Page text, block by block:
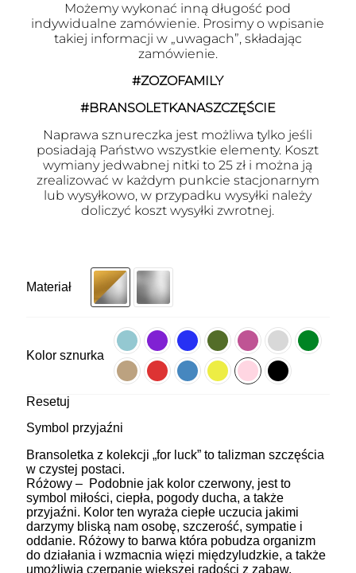
Możemy wykonać inną długość pod
indywidualne zamówienie. Prosimy o wpisanie
takiej informacji w „uwagach”, składając
zamówienie.
#ZOZOFAMILY
#BRANSOLETKANASZCZĘŚCIE
Naprawa sznureczka jest możliwa tylko jeśli
posiadają Państwo wszystkie elementy. Koszt
wymiany jedwabnej nitki to 25 zł i można ją
zrealizować w każdym punkcie stacjonarnym
lub wysyłkowo, w przypadku wysyłki należy
doliczyć koszt wysyłki zwrotnej.
Materiał
Kolor sznurka
Resetuj
Symbol przyjaźni
Bransoletka z kolekcji „for luck” to talizman szczęścia
w czystej postaci.
Różowy – Podobnie jak kolor czerwony, jest to
symbol miłości, ciepła, pogody ducha, a także
przyjaźni. Kolor ten wyraża ciepłe uczucia jakimi
darzymy bliską nam osobę, szczerość, sympatie i
oddanie. Różowy to barwa która pobudza organizm
do działania i wzmacnia więzi międzyludzkie, a także
umożliwia czerpanie większej radości z zabaw.